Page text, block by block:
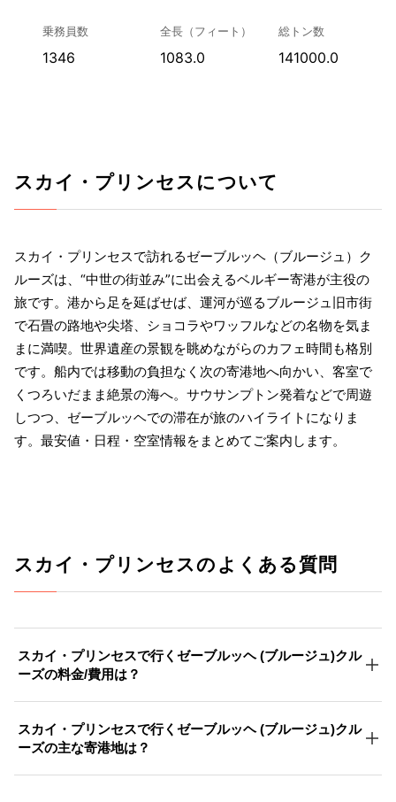
乗務員数
1346
全長（フィート）
1083.0
総トン数
141000.0
スカイ・プリンセスについて
スカイ・プリンセスで訪れるゼーブルッヘ（ブルージュ）ク
ルーズは、“中世の街並み”に出会えるベルギー寄港が主役の
旅です。港から足を延ばせば、運河が巡るブルージュ旧市街
で石畳の路地や尖塔、ショコラやワッフルなどの名物を気ま
まに満喫。世界遺産の景観を眺めながらのカフェ時間も格別
です。船内では移動の負担なく次の寄港地へ向かい、客室で
くつろいだまま絶景の海へ。サウサンプトン発着などで周遊
しつつ、ゼーブルッヘでの滞在が旅のハイライトになりま
す。最安値・日程・空室情報をまとめてご案内します。
スカイ・プリンセスのよくある質問
スカイ・プリンセスで行くゼーブルッヘ (ブルージュ)クル
ーズの料金/費用は？
スカイ・プリンセスで行くゼーブルッヘ (ブルージュ)クル
ーズの主な寄港地は？